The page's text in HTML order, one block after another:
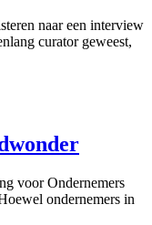
naar een interview
curator geweest,
voor Ondernemers
ondernemers in